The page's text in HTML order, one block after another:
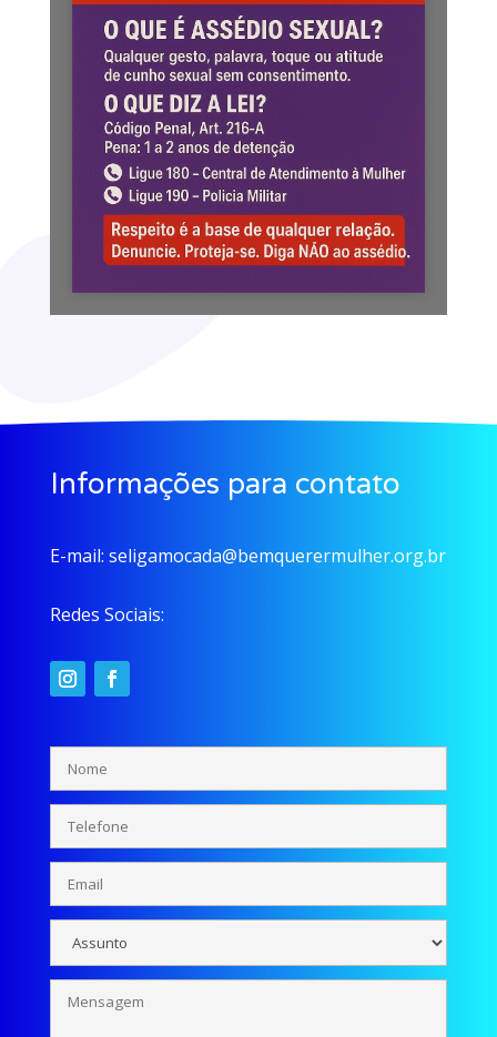
Informações para contato
E-mail: seligamocada@bemquerermulher.org.br
Redes Sociais: